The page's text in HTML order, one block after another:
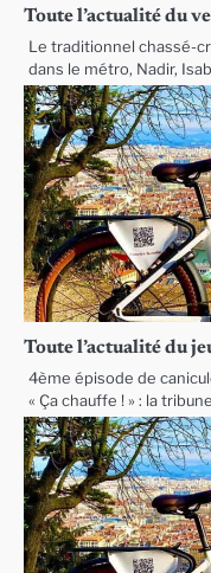
Toute l’actualité du
Le traditionnel chassé-
dans le métro, Nadir,
Toute l’actualité du
4ème épisode de
« Ça chauffe ! » : la